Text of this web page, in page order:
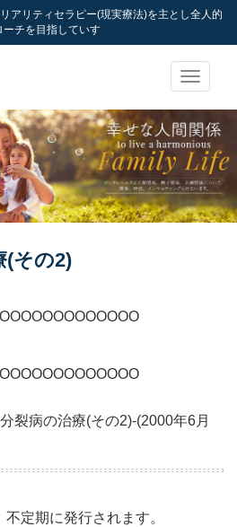
アリティセラピー(現実療法)を主とし全人的
ーチを目指していす
Toggle
(その2)
裂病の治療(その2)-(2000年6月
定期に発行されます。